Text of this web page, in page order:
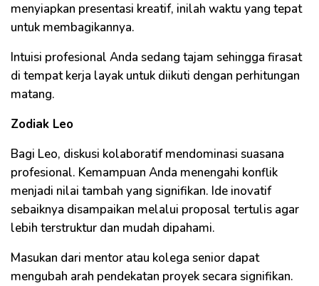
menyiapkan presentasi kreatif, inilah waktu yang tepat
untuk membagikannya.
Intuisi profesional Anda sedang tajam sehingga firasat
di tempat kerja layak untuk diikuti dengan perhitungan
matang.
Zodiak Leo
Bagi Leo, diskusi kolaboratif mendominasi suasana
profesional. Kemampuan Anda menengahi konflik
menjadi nilai tambah yang signifikan. Ide inovatif
sebaiknya disampaikan melalui proposal tertulis agar
lebih terstruktur dan mudah dipahami.
Masukan dari mentor atau kolega senior dapat
mengubah arah pendekatan proyek secara signifikan.